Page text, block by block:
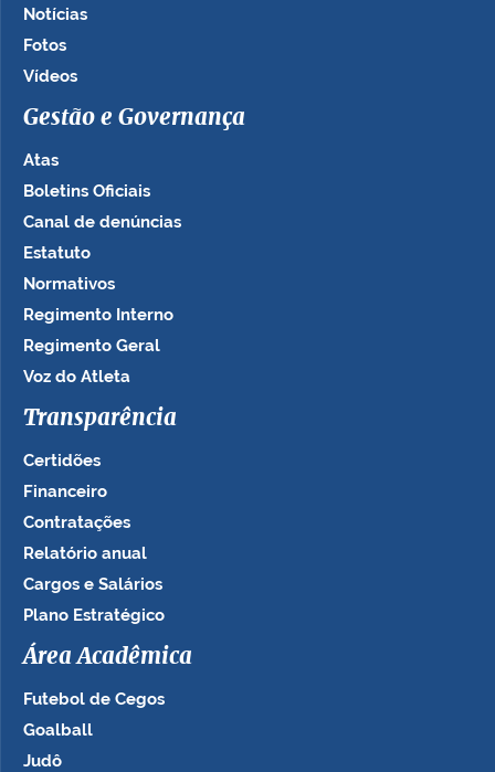
Notícias
Fotos
Vídeos
Gestão e Governança
Atas
Boletins Oficiais
Canal de denúncias
Estatuto
Normativos
Regimento Interno
Regimento Geral
Voz do Atleta
Transparência
Certidões
Financeiro
Contratações
Relatório anual
Cargos e Salários
Plano Estratégico
Área Acadêmica
Futebol de Cegos
Goalball
Judô